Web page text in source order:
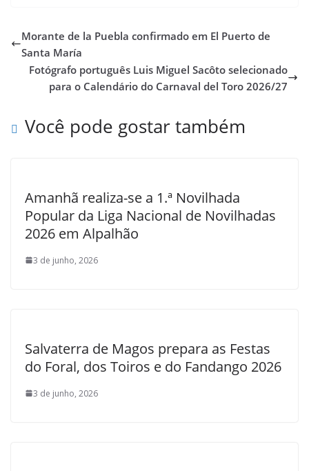
Morante de la Puebla confirmado em El Puerto de
Santa María
Fotógrafo português Luis Miguel Sacôto selecionado
para o Calendário do Carnaval del Toro 2026/27
Você pode gostar também
Amanhã realiza-se a 1.ª Novilhada
Popular da Liga Nacional de Novilhadas
2026 em Alpalhão
3 de junho, 2026
Salvaterra de Magos prepara as Festas
do Foral, dos Toiros e do Fandango 2026
3 de junho, 2026